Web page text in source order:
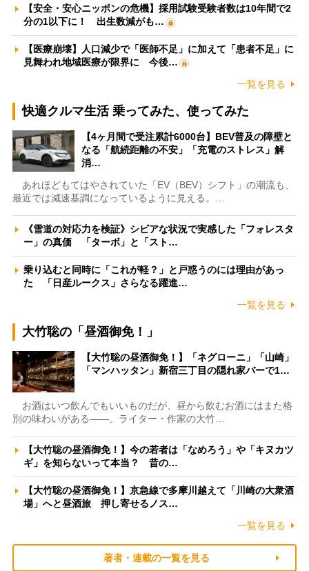
【安全・安心ニッポンの危機】採用試験受験者数は10年間で2
分の1以下に！ 出生数減がも…
【医療崩壊】人口減少で「医師不足」に加えて「患者不足」に
見舞われ地域医療が限界に 今後…
一覧を見る
快適クルマ生活 乗ってみた、使ってみた
【4ヶ月間で受注累計6000台】BEV普及の障壁と
なる「航続距離の不安」「充電のストレス」解
消…
あれほどもてはやされていた「EV（BEV）シフト」の潮流も、
最近では減速基調になっているように見える。…
《雪道の対応力を検証》シビアな状況で実感した「フォレスタ
ー」の真価 「ターボ」と「スト…
乗り込むと同時に「これが軽？」と戸惑うのには理由があっ
た 「日産ルークス」さらなる躍進…
一覧を見る
大竹聡の「昼酒御免！」
【大竹聡の昼酒御免！】「ネグローニ」「山崎」
「マンハッタン」新宿三丁目の隠れ家バーで1…
お酒はいつ飲んでもいいものだが、昼から飲むお酒にはまた格
別の味わいがある――。ライター・作家の大竹…
【大竹聡の昼酒御免！】今の若者は「なめろう」や「キヌカツ
ギ」を知らないって本当？ 昔の…
【大竹聡の昼酒御免！】京急線で多摩川越えて「川崎の大衆酒
場」へと昼酒旅 押し寄せるノス…
一覧を見る
著者・連載の一覧を見る